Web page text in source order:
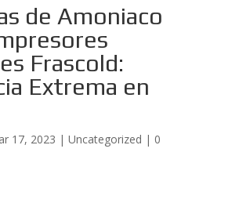
de Amoniaco
Frascold:
Extrema en
17, 2023 | Uncategorized | 0